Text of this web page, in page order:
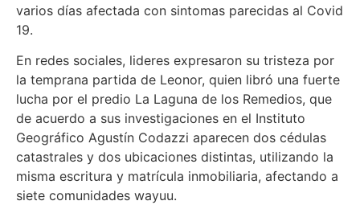
varios días afectada con sintomas parecidas al Covid
19.
En redes sociales, lideres expresaron su tristeza por
la temprana partida de Leonor, quien libró una fuerte
lucha por el predio La Laguna de los Remedios, que
de acuerdo a sus investigaciones en el Instituto
Geográfico Agustín Codazzi aparecen dos cédulas
catastrales y dos ubicaciones distintas, utilizando la
misma escritura y matrícula inmobiliaria, afectando a
siete comunidades wayuu.